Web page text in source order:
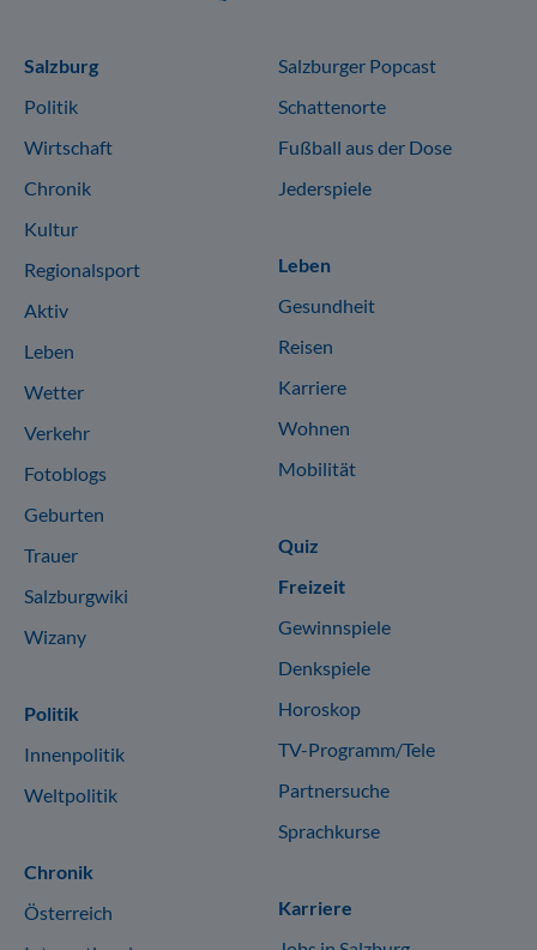
Sitemap
Salzburg
Politik
Wirtschaft
Chronik
Kultur
Regionalsport
Aktiv
Leben
Wetter
Verkehr
Fotoblogs
Geburten
Trauer
Salzburgwiki
Wizany
Politik
Innenpolitik
Weltpolitik
Chronik
Österreich
Salzburger Popcast
Schattenorte
Fußball aus der Dose
Jederspiele
Leben
Gesundheit
Reisen
Karriere
Wohnen
Mobilität
Quiz
Freizeit
Gewinnspiele
Denkspiele
Horoskop
TV-Programm/Tele
Partnersuche
Sprachkurse
Karriere